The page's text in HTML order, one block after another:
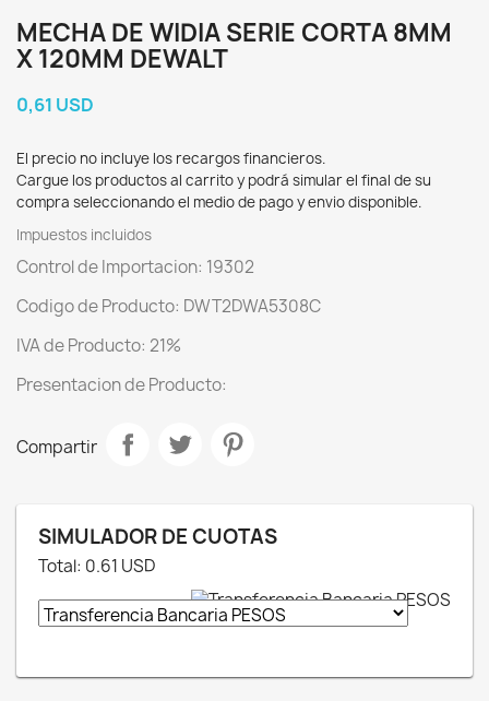
MECHA DE WIDIA SERIE CORTA 8MM
X 120MM DEWALT
0,61 USD
El precio no incluye los recargos financieros.
Cargue los productos al carrito y podrá simular el final de su
compra seleccionando el medio de pago y envio disponible.
Impuestos incluidos
Control de Importacion: 19302
Codigo de Producto: DWT2DWA5308C
IVA de Producto: 21%
Presentacion de Producto:
Compartir
SIMULADOR DE CUOTAS
Total: 0.61 USD